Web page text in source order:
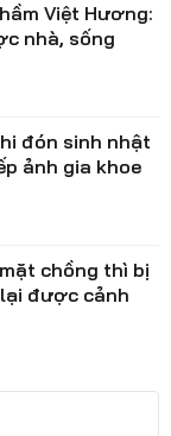
Việt Hương:
nhà, sống
đón sinh nhật
ảnh gia khoe
chồng thì bị
được cảnh